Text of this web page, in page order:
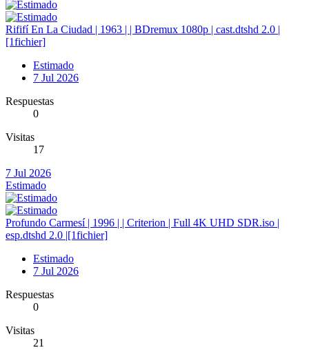
Rififí En La Ciudad | 1963 | | BDremux 1080p | cast.dtshd 2.0 |
[1fichier]
Estimado
7 Jul 2026
Respuestas
0
Visitas
17
7 Jul 2026
Estimado
Profundo Carmesí | 1996 | | Criterion | Full 4K UHD SDR.iso |
esp.dtshd 2.0 |[1fichier]
Estimado
7 Jul 2026
Respuestas
0
Visitas
21